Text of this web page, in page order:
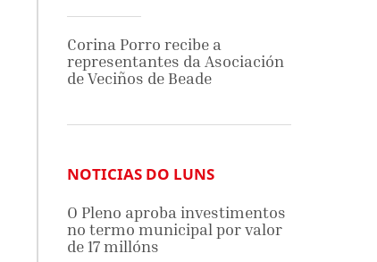
Corina Porro recibe a
representantes da Asociación
de Veciños de Beade
NOTICIAS DO LUNS
O Pleno aproba investimentos
no termo municipal por valor
de 17 millóns